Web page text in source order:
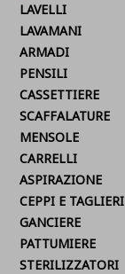
LAVELLI
LAVAMANI
ARMADI
PENSILI
CASSETTIERE
SCAFFALATURE
MENSOLE
CARRELLI
ASPIRAZIONE
CEPPI E TAGLIERI
GANCIERE
PATTUMIERE
STERILIZZATORI